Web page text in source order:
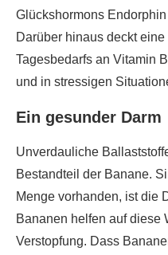
Glückshormons
Darüber hinaus deckt
Tagesbedarfs an Vitamin
und in stressigen
Ein gesunder Darm
Unverdauliche
Bestandteil der Banane.
Menge vorhanden, ist die
Bananen helfen auf diese
Verstopfung. Dass